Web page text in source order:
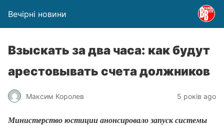
Вечірні новини
Взыскать за два часа: как будут
арестовывать счета должников
Максим Королев 5 років ago
Министерство юстиции анонсировало запуск системы